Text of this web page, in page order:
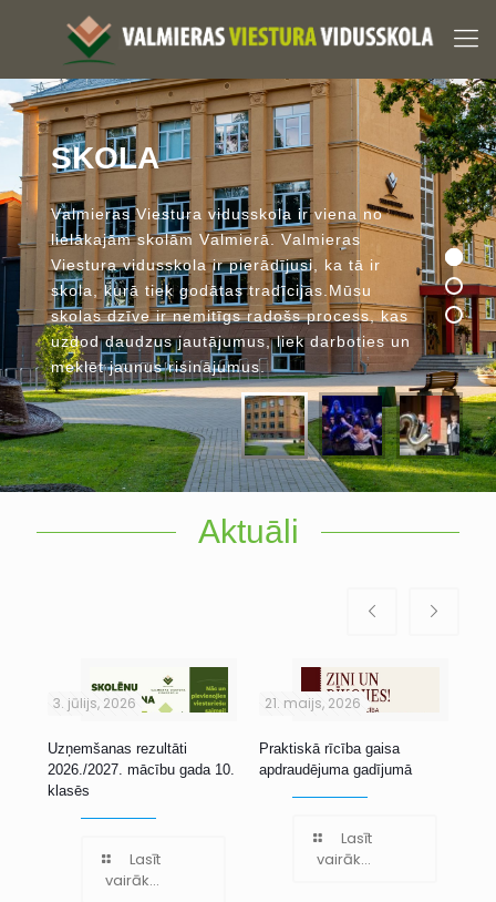
SKOLA
Valmieras Viestura vidusskola ir viena no
lielākajām skolām Valmierā Valmieras
Viestura vidusskola ir pierādījusi ka tā ir
skola , kurā tiek godātas tradīcijas Mūsu
skolas dzīve ir nemitīgs radošs process, kas
uzdod daudzus jautājumus, liek darboties un
meklēt jaunus risinājumus.
Aktuāli
3. jūlijs, 2026
Uzņemšanas rezultāti
2026./2027. mācību gada 10.
klasēs
Lasīt
vairāk...
21. maijs, 2026
Praktiskā rīcība gaisa
apdraudējuma gadījumā
Lasīt
vairāk...